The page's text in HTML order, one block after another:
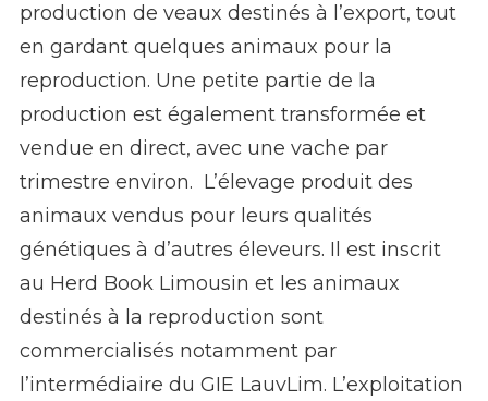
production de veaux destinés à l’export, tout
en gardant quelques animaux pour la
reproduction. Une petite partie de la
production est également transformée et
vendue en direct, avec une vache par
trimestre environ. L’élevage produit des
animaux vendus pour leurs qualités
génétiques à d’autres éleveurs. Il est inscrit
au Herd Book Limousin et les animaux
destinés à la reproduction sont
commercialisés notamment par
l’intermédiaire du GIE LauvLim. L’exploitation